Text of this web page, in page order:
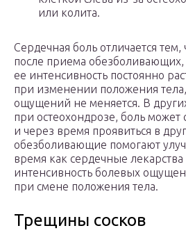
или колита.
Сердечная боль отличается
после приема обезболивающих,
ее интенсивность постоянно
при изменении положения
ощущений не меняется. В других
при остеохондрозе, боль может
и через время проявиться в
обезболивающие помогают
время как сердечные лекарства
интенсивность болевых
при смене положения тела.
Трещины сосков